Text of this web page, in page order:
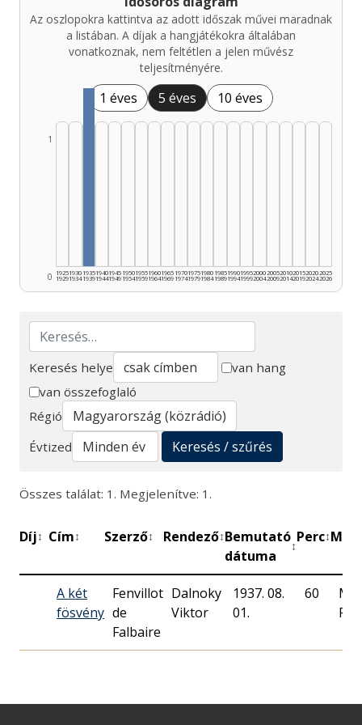
Az oszlopokra kattintva az adott időszak művei maradnak
a listában. A díjak a hangjátékokra általában
vonatkoznak, nem feltétlen a jelen művész
teljesítményére.
1 éves 5 éves 10 éves
0
1
1925
1929
1930
1934
1935
1939
1940
1944
1945
1949
1950
1954
1955
1959
1960
1964
1965
1969
1970
1974
1975
1979
1980
1984
1985
1989
1990
1994
1995
1999
2000
2004
2005
2009
2010
2014
2015
2019
2020
2024
2025
2026
Keresés
Keresés helye
van hang
van összefoglaló
Régió
Évtized
Keresés / szűrés
Összes találat: 1. Megjelenítve: 1.
Díj↕ Cím↕ Szerző↕ Rendező↕Bemutató
dátuma
↕
Perc↕
A két
fösvény
Fenvillot
de
Falbaire
Dalnoky
Viktor
1937. 08.
01.
60